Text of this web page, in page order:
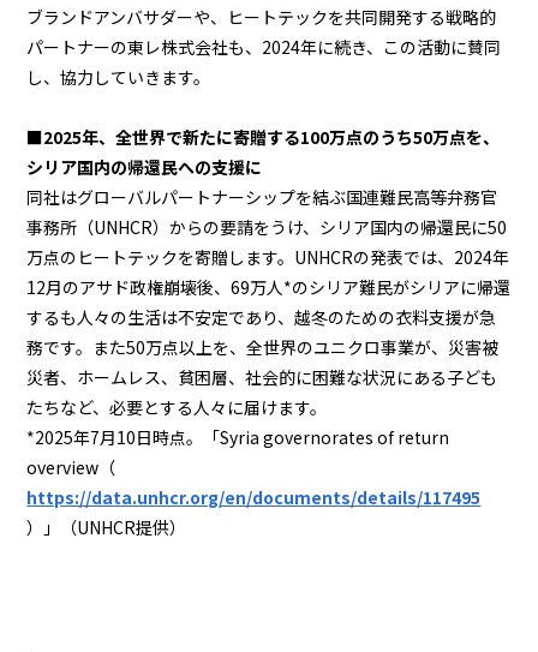
ブランドアンバサダーや、ヒートテックを共同開発する戦略的
パートナーの東レ株式会社も、2024年に続き、この活動に賛同
し、協力していきます。
■2025年、全世界で新たに寄贈する100万点のうち50万点を、
シリア国内の帰還民への支援に
同社はグローバルパートナーシップを結ぶ国連難民高等弁務官
事務所（UNHCR）からの要請をうけ、シリア国内の帰還民に50
万点のヒートテックを寄贈します。UNHCRの発表では、2024年
12月のアサド政権崩壊後、69万人*のシリア難民がシリアに帰還
するも人々の生活は不安定であり、越冬のための衣料支援が急
務です。また50万点以上を、全世界のユニクロ事業が、災害被
災者、ホームレス、貧困層、社会的に困難な状況にある子ども
たちなど、必要とする人々に届けます。
*2025年7月10日時点。「Syria governorates of return
overview（
https://data.unhcr.org/en/documents/details/117495
）」（UNHCR提供）